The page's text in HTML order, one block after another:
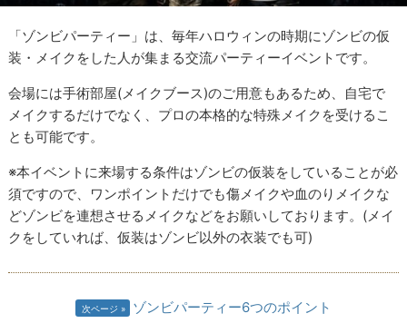
「ゾンビパーティー」は、毎年ハロウィンの時期にゾンビの仮
装・メイクをした人が集まる交流パーティーイベントです。
会場には手術部屋(メイクブース)のご用意もあるため、自宅で
メイクするだけでなく、プロの本格的な特殊メイクを受けるこ
とも可能です。
※本イベントに来場する条件はゾンビの仮装をしていることが必
須ですので、ワンポイントだけでも傷メイクや血のりメイクな
どゾンビを連想させるメイクなどをお願いしております。(メイ
クをしていれば、仮装はゾンビ以外の衣装でも可)
次ページ ゾンビパーティー6つのポイント